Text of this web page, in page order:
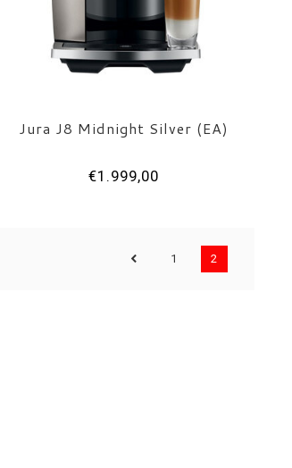
Jura J8 Midnight Silver (EA)
€1.999,00
1 2